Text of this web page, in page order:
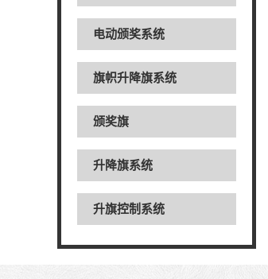
电动颁奖系统
旗帜升降旗系统
颁奖旗
升降旗系统
升旗控制系统